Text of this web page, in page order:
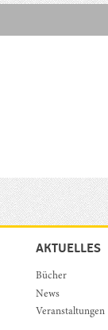
AKTUELLES
Bücher
News
Veranstaltungen